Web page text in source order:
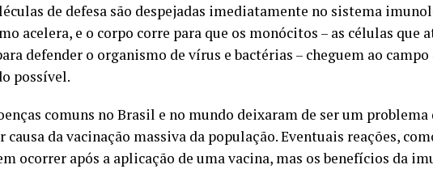
de defesa são despejadas imediatamente no sistema
acelera, e o corpo corre para que os monócitos – as células que
defender o organismo de vírus e bactérias – cheguem ao campo
possível.
comuns no Brasil e no mundo deixaram de ser um problema
causa da vacinação massiva da população. Eventuais reações,
ocorrer após a aplicação de uma vacina, mas os benefícios da